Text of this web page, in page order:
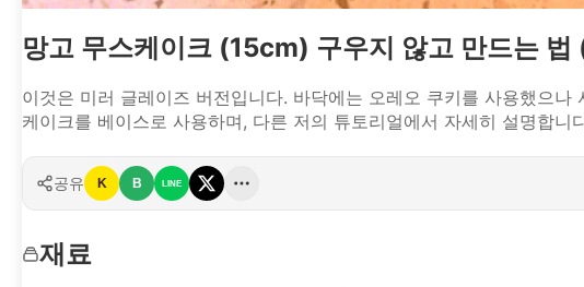
망고 무스케이크 (15cm) 구우지 않고 만드는 법
이것은 미러 글레이즈 버전입니다. 바닥에는 오레오 쿠키를 사용했으
케이크를 베이스로 사용하며, 다른 저의 튜토리얼에서 자세히 설명합니
공유 K B LINE
재료